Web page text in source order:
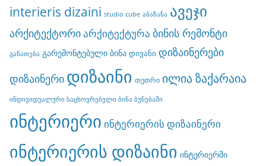
interieris dizaini studio cube აბაზანა ავეჯი
არქიტექტორიარქიტექტურა ბინის რემონტი
განათება გარემონტებული ბინა დივანი დიზაინერები
დიზაინერი დიზაინი თეთრი ილია ზაქარაია
ინდივიდუალური საცხოვრებელი ბინა ბუნებაში
ინტერიერი ინტერიერის დიზაინერი
ინტერიერის დიზაინი ინტერიერში